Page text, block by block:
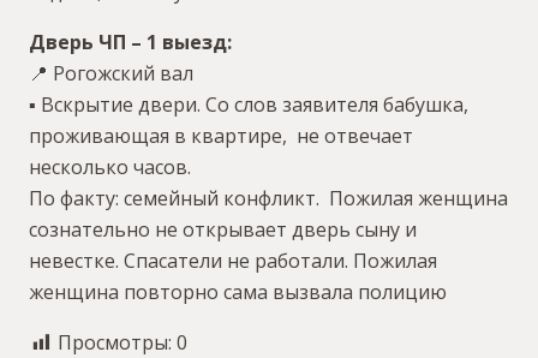
Дверь ЧП – 1 выезд:
📍 Рогожский вал
▪️ Вскрытие двери. Со слов заявителя бабушка,
проживающая в квартире, не отвечает
несколько часов.
По факту: семейный конфликт. Пожилая женщина
сознательно не открывает дверь сыну и
невестке. Спасатели не работали. Пожилая
женщина повторно сама вызвала полицию
Просмотры: 0